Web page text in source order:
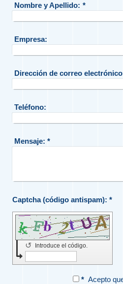
Nombre y Apellido: *
Empresa:
Dirección de correo
Teléfono:
Mensaje: *
Captcha (código antispam): *
Introduce el código.
↺
* Acepto